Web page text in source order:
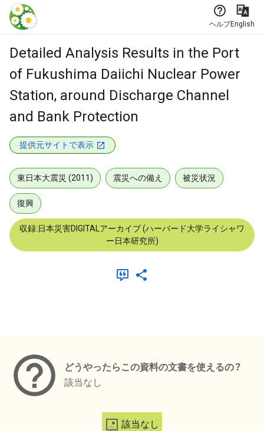
本文に飛ぶ
ヘルプEnglish
Detailed Analysis Results in the Port
of Fukushima Daiichi Nuclear Power
Station, around Discharge Channel
and Bank Protection
提供元サイトで表示
東日本大震災 (2011) 震災への備え 被災状況
復興
収録:日本災害DIGITALアーカイブ (ハーバード大学ライシャワ
ー日本研究所)
どうやったらこの資料の文書を使えるの？
該当なし
該当なし